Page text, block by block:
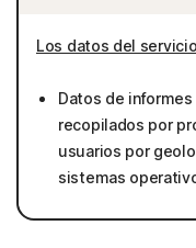
Los datos del
Datos de
recopilados por
usuarios por
sistemas